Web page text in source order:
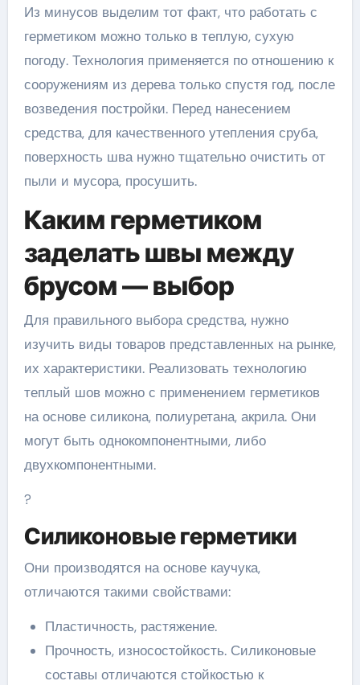
Из минусов выделим тот факт, что работать с
герметиком можно только в теплую, сухую
погоду. Технология применяется по отношению к
сооружениям из дерева только спустя год, после
возведения постройки. Перед нанесением
средства, для качественного утепления сруба,
поверхность шва нужно тщательно очистить от
пыли и мусора, просушить.
Каким герметиком
заделать швы между
брусом — выбор
Для правильного выбора средства, нужно
изучить виды товаров представленных на рынке,
их характеристики. Реализовать технологию
теплый шов можно с применением герметиков
на основе силикона, полиуретана, акрила. Они
могут быть однокомпонентными, либо
двухкомпонентными.
?
Силиконовые герметики
Они производятся на основе каучука,
отличаются такими свойствами:
Пластичность, растяжение.
Прочность, износостойкость. Силиконовые
составы отличаются стойкостью к